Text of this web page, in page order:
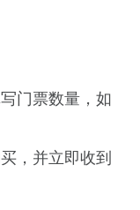
门票数量，如
，并立即收到